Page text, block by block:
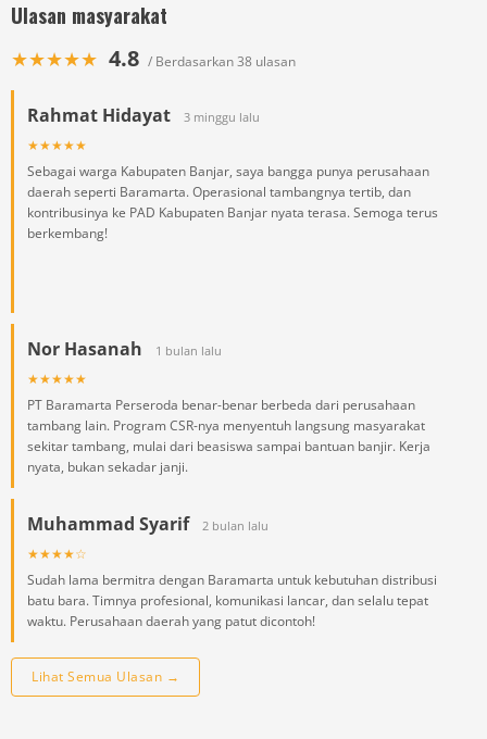
Ulasan masyarakat
★★★★★ 4.8 / Berdasarkan 38 ulasan
Rahmat Hidayat 3 minggu lalu
★★★★★
Sebagai warga Kabupaten Banjar, saya bangga punya perusahaan
daerah seperti Baramarta. Operasional tambangnya tertib, dan
kontribusinya ke PAD Kabupaten Banjar nyata terasa. Semoga terus
berkembang!
Nor Hasanah 1 bulan lalu
★★★★★
PT Baramarta Perseroda benar-benar berbeda dari perusahaan
tambang lain. Program CSR-nya menyentuh langsung masyarakat
sekitar tambang, mulai dari beasiswa sampai bantuan banjir. Kerja
nyata, bukan sekadar janji.
Muhammad Syarif 2 bulan lalu
★★★★☆
Sudah lama bermitra dengan Baramarta untuk kebutuhan distribusi
batu bara. Timnya profesional, komunikasi lancar, dan selalu tepat
waktu. Perusahaan daerah yang patut dicontoh!
Lihat Semua Ulasan →